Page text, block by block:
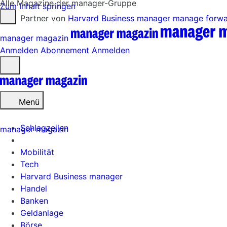
Zum Inhalt springen
Partner von Harvard Business manager manage
manager magazin
Anmelden Abonnement Anmelden
öffnen
Menü
Schlagzeilen
Mobilität
Tech
Harvard Business manager
Handel
Banken
Geldanlage
Börse
Alle Magazine der manager-Gruppe
manager magazin